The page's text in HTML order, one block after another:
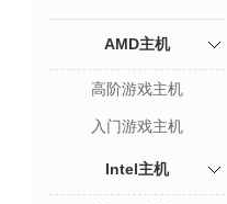
AMD主机
高阶游戏主机
入门游戏主机
Intel主机